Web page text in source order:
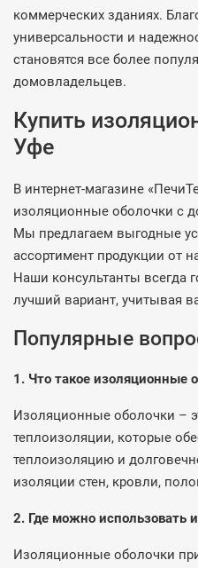
коммерческих зданиях.
универсальности и
становятся все более
домовладельцев.
Купить
Уфе
В интернет-магазине
изоляционные оболочки с
Мы предлагаем выгодные
ассортимент продукции от
Наши консультанты всегда
лучший вариант, учитывая
Популярные
1. Что такое изоляционные
Изоляционные оболочки –
теплоизоляции, которые
теплоизоляцию и
изоляции стен, кровли,
2. Где можно использовать
Изоляционные оболочки